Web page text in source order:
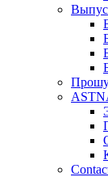
Прошу